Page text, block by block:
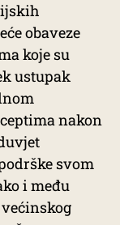
obaveze
koje su
ustupak
nakon
svom
i među